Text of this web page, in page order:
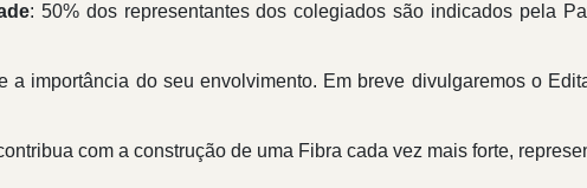
: 50% dos representantes dos colegiados são indicados pela
a importância do seu envolvimento. Em breve divulgaremos o
com a construção de uma Fibra cada vez mais forte,